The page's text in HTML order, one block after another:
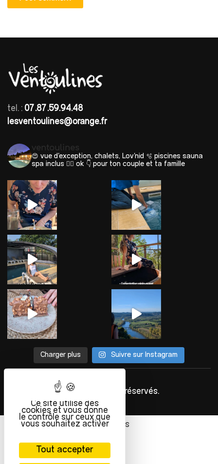
tel. : 07.87.59.94.48
lesventoulines@orange.fr
ventoulines
😍 vue d'exception, chalets, Lov'nid 🫧 piscines sauna
spa inclus 🐕‍🦺 ok 👇 pour ton couple et ta famille
Charger plus Suivre sur Instagram
2023. Tous droits réservés.
Français
Ce site utilise des
cookies et vous donne
le contrôle sur ceux que
vous souhaitez activer
Tout accepter